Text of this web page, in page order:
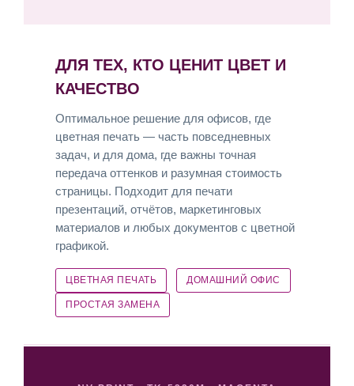
ДЛЯ ТЕХ, КТО ЦЕНИТ ЦВЕТ И
КАЧЕСТВО
Оптимальное решение для офисов, где
цветная печать — часть повседневных
задач, и для дома, где важны точная
передача оттенков и разумная стоимость
страницы. Подходит для печати
презентаций, отчётов, маркетинговых
материалов и любых документов с цветной
графикой.
ЦВЕТНАЯ ПЕЧАТЬ ДОМАШНИЙ ОФИС
ПРОСТАЯ ЗАМЕНА